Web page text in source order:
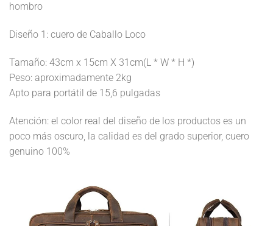
hombro
Diseño 1: cuero de Caballo Loco
Tamaño: 43cm x 15cm X 31cm(L * W * H *)
Peso: aproximadamente 2kg
Apto para portátil de 15,6 pulgadas
Atención: el color real del diseño de los productos es un
poco más oscuro, la calidad es del grado superior, cuero
genuino 100%